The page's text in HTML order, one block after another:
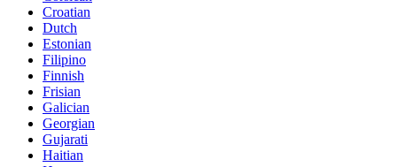
Croatian
Dutch
Estonian
Filipino
Finnish
Frisian
Galician
Georgian
Gujarati
Haitian